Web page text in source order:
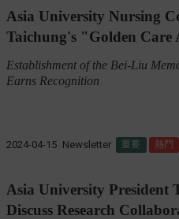
Asia University Nursing
Taichung's "Golden Care
Establishment of the Bei-Liu
Earns Recognition
2024-04-15 Newsletter 重要 熱門
Asia University President
Discuss Research